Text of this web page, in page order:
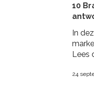
10
In
Lees
24